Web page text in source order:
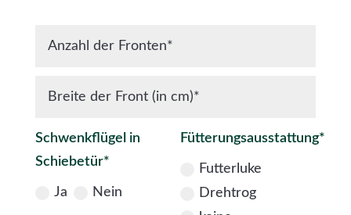
Schwenkflügel in
Schiebetür*
Ja Nein
Fütterungsausstattung*
Futterluke
Drehtrog